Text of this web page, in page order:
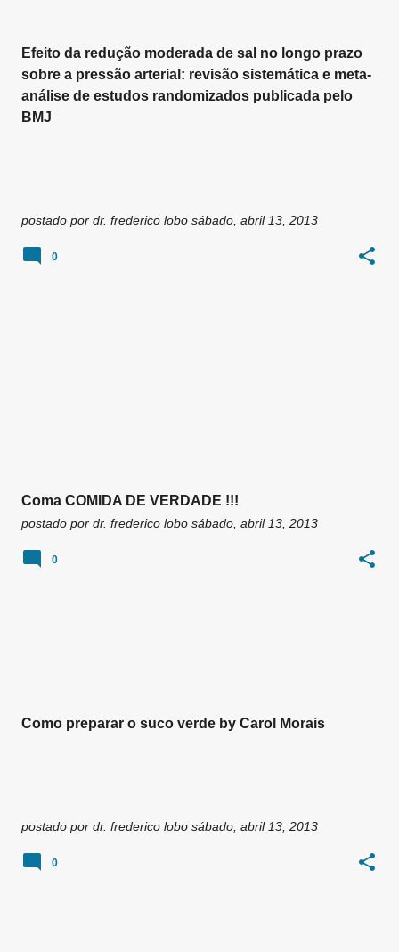
Efeito da redução moderada de sal no longo prazo
sobre a pressão arterial: revisão sistemática e meta-
análise de estudos randomizados publicada pelo
BMJ
postado por dr. frederico lobo sábado, abril 13, 2013
0
Coma COMIDA DE VERDADE !!!
postado por dr. frederico lobo sábado, abril 13, 2013
0
Como preparar o suco verde by Carol Morais
postado por dr. frederico lobo sábado, abril 13, 2013
0